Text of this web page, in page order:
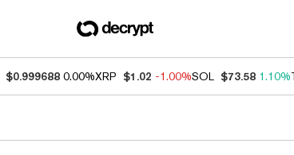
$0.999688 0.00%XRP $1.02 -1.00%SOL $73.58 1.10%